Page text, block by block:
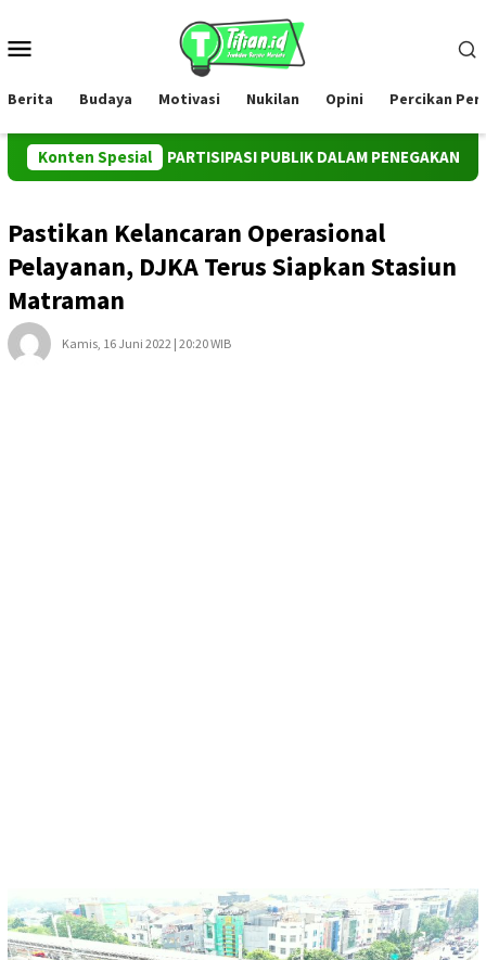
konten
Berita Budaya Motivasi Nukilan Opini Percikan
Konten SpesialPARTISIPASI PUBLIK DALAM PENEGAKAN HUKUM
Pastikan Kelancaran Operasional
Pelayanan, DJKA Terus Siapkan Stasiun
Matraman
Kamis, 16 Juni 2022 | 20:20 WIB